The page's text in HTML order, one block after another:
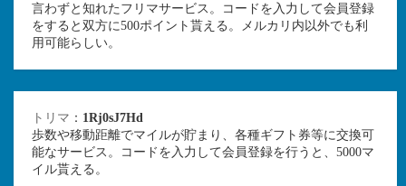
言わずと知れたフリマサービス。コードを入力して会員登録
をすると双方に500ポイント貰える。メルカリ内以外でも利
用可能らしい。
トリマ ： 1Rj0sJ7Hd
歩数や移動距離でマイルが貯まり、各種ギフト券等に交換可
能なサービス。コードを入力して会員登録を行うと、5000マ
イル貰える。